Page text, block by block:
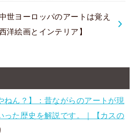
世ヨーロッパのアートは覚え
洋絵画とインテリア】
ねん？】：昔ながらのアートが現
った歴史を解説です。｜【カスの